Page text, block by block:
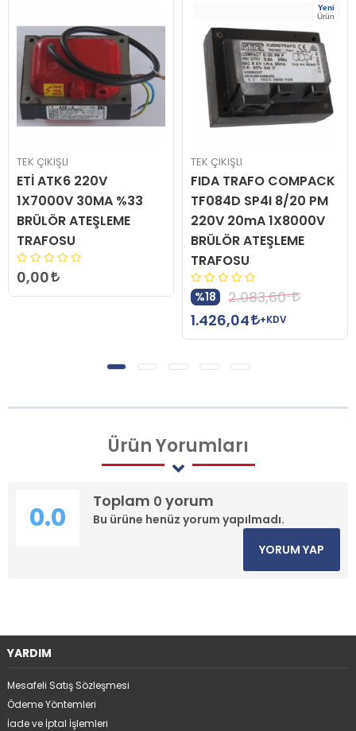
TEK ÇIKIŞLI
ETİ ATK6 220V
1X7000V 30MA %33
BRÜLÖR ATEŞLEME
TRAFOSU
0,00
Yeni
Ürün
TEK ÇIKIŞLI
FIDA TRAFO COMPACK
TF084D SP4I 8/20 PM
220V 20mA 1X8000V
BRÜLÖR ATEŞLEME
TRAFOSU
%18
2.083,60
1.426,04
+KDV
ÜrünYorumları
Toplam 0 yorum
Bu ürüne henüz yorum yapılmadı.
0.0
YORUM YAP
YARDIM
Mesafeli Satış Sözleşmesi
Ödeme Yöntemleri
İade ve İptal İşlemleri